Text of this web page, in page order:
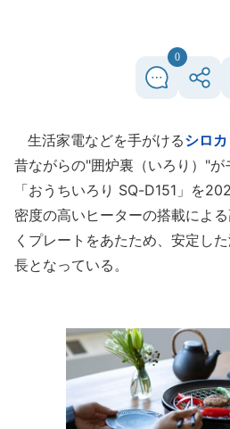
0
生活家電などを手がけるシロカ
昔ながらの"囲炉裏（いろり）"
「おうちいろり SQ-D151」を
密度の高いヒーターの搭載によ
くプレートをあたため、安定し
長となっている。